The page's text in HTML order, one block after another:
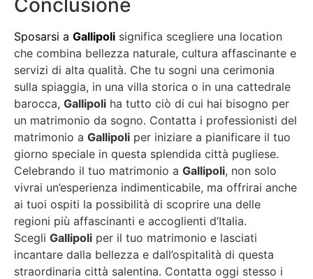
Sposarsi a Gallipoli significa scegliere una location
che combina bellezza naturale, cultura affascinante e
servizi di alta qualità. Che tu sogni una cerimonia
sulla spiaggia, in una villa storica o in una cattedrale
barocca, Gallipoli ha tutto ciò di cui hai bisogno per
un matrimonio da sogno. Contatta i professionisti del
matrimonio a Gallipoli per iniziare a pianificare il tuo
giorno speciale in questa splendida città pugliese.
Celebrando il tuo matrimonio a Gallipoli, non solo
vivrai un’esperienza indimenticabile, ma offrirai anche
ai tuoi ospiti la possibilità di scoprire una delle
regioni più affascinanti e accoglienti d’Italia.
Scegli Gallipoli per il tuo matrimonio e lasciati
incantare dalla bellezza e dall’ospitalità di questa
straordinaria città salentina. Contatta oggi stesso i